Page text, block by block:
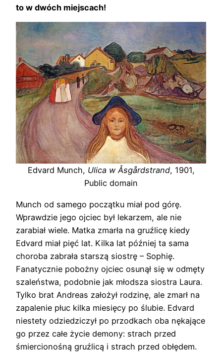
to w dwóch miejscach!
Edvard Munch, Ulica w Åsgårdstrand, 1901,
Public domain
Munch od samego początku miał pod górę.
Wprawdzie jego ojciec był lekarzem, ale nie
zarabiał wiele. Matka zmarła na gruźlicę kiedy
Edvard miał pięć lat. Kilka lat później ta sama
choroba zabrała starszą siostrę – Sophię.
Fanatycznie pobożny ojciec osunął się w odmęty
szaleństwa, podobnie jak młodsza siostra Laura.
Tylko brat Andreas założył rodzinę, ale zmarł na
zapalenie płuc kilka miesięcy po ślubie. Edvard
niestety odziedziczył po przodkach oba nękające
go przez całe życie demony: strach przed
śmiercionośną gruźlicą i strach przed obłędem.